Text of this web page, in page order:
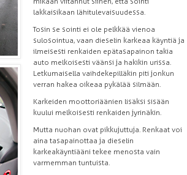
lakkaisikaan lähitulevaisuudessa.
Tosin se sointi ei ole pelkkää vienoa
sulosointua, vaan dieselin karkeaa käyntiä ja
ilmeisesti renkaiden epätasapainon takia
auto melkoisesti väänsi ja hakikin urissa.
Letkumaisella vaihdekepilläkin piti jonkun
verran hakea oikeaa pykälää silmään.
Karkeiden moottoriäänien lisäksi sisään
kuului melkoisesti renkaiden jyrinäkin.
Mutta nuohan ovat pikkujuttuja. Renkaat voi
aina tasapainottaa ja dieselin
karkeakäyntiääni tekee menosta vain
varmemman tuntuista.